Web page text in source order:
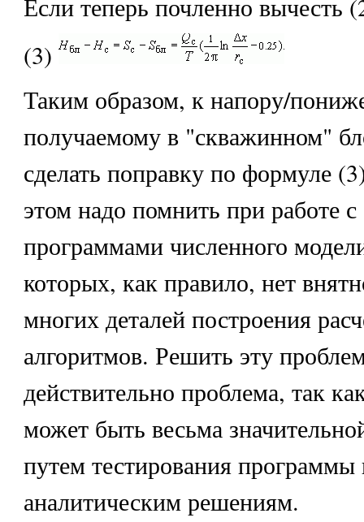
Если теперь почленно вычесть
(3)
Таким образом, к напору/
получаемому в "скважинном"
сделать поправку по формуле
этом надо помнить при работе
программами численного
которых, как правило, нет
многих деталей построения
алгоритмов. Решить эту
действительно проблема, так
может быть весьма
путем тестирования программы
аналитическим решениям.